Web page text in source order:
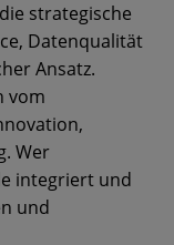
strategische
Datenqualität
Ansatz.
vom
Wer
integriert und
und